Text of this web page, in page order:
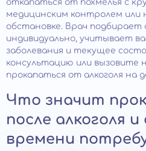
откапаться от похмелья с
медицинским контролем или
обстановке. Врач подбирает
индивидуально, учитывает
заболевания и текущее
консультацию или вызовите
прокапаться от алкоголя на
Что значит
после алкоголя и
времени